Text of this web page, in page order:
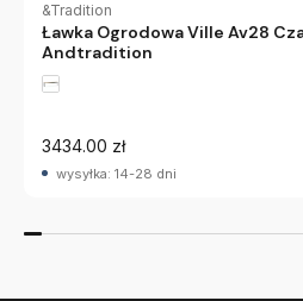
&Tradition
Ławka Ogrodowa Ville Av28
Andtradition
3434.00 zł
wysyłka: 14-28 dni